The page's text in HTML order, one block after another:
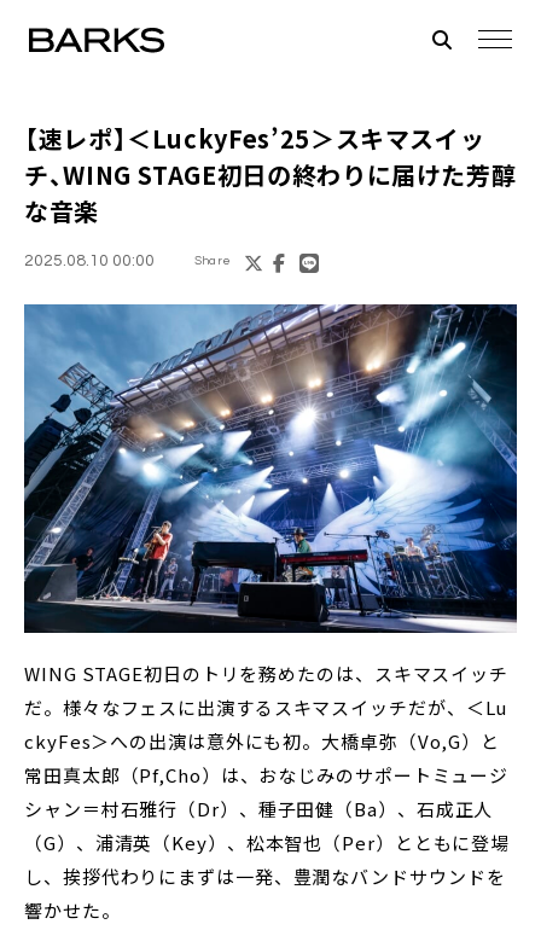
【速レポ】＜LuckyFes’25＞スキマスイッ
チ、WING STAGE初日の終わりに届けた芳醇
な音楽
2025.08.10 00:00 Share
WING STAGE初日のトリを務めたのは、スキマスイッチ
だ。様々なフェスに出演するスキマスイッチだが、＜Lu
ckyFes＞への出演は意外にも初。大橋卓弥（Vo,G）と
常田真太郎（Pf,Cho）は、おなじみのサポートミュージ
シャン＝村石雅行（Dr）、種子田健（Ba）、石成正人
（G）、浦清英（Key）、松本智也（Per）とともに登場
し、挨拶代わりにまずは一発、豊潤なバンドサウンドを
響かせた。